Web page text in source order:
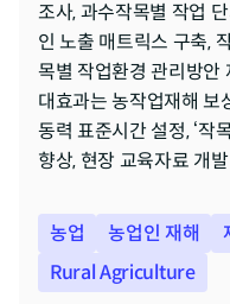
조사, 과수작목별 작업
인 노출 매트릭스 구축,
목별 작업환경 관리방안
대효과는 농작업재해 보
동력 표준시간 설정, ‘작
향상, 현장 교육자료 개
농업 농업인 재해
Rural Agriculture